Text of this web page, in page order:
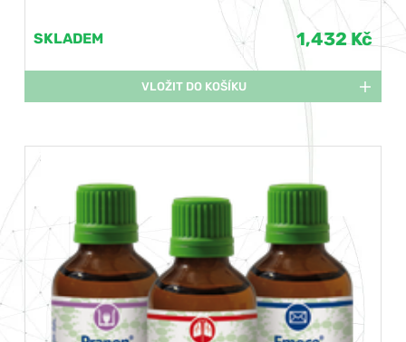
SKLADEM 1,432 Kč
VLOŽIT DO KOŠÍKU